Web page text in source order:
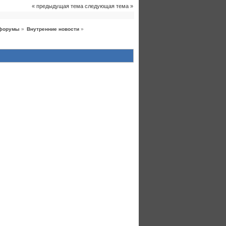
« предыдущая тема следующая тема »
» Внутренние новости »